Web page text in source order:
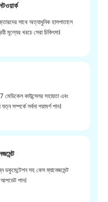
সাথে অত্যাধুনিক হাসপাতালে
মূল্যের খরচে সেরা চিকিৎসা।
মেডিকেল কাউন্সেলর সহায়তা এবং
সম্পর্কে সর্বদা পরামর্শ পান।
ডকুমেন্টেশন সহ কেস ম্যানেজমেন্ট
আপডেট পান।